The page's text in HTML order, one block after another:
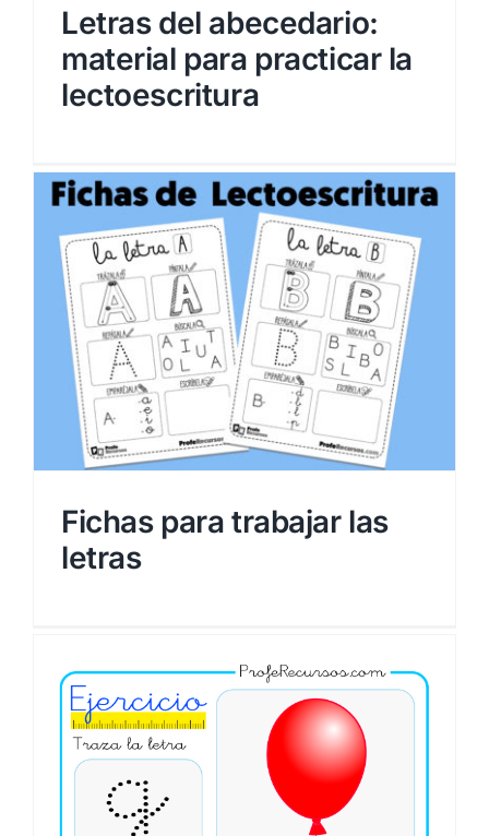
Letras del abecedario:
material para practicar la
lectoescritura
Fichas para trabajar las
letras